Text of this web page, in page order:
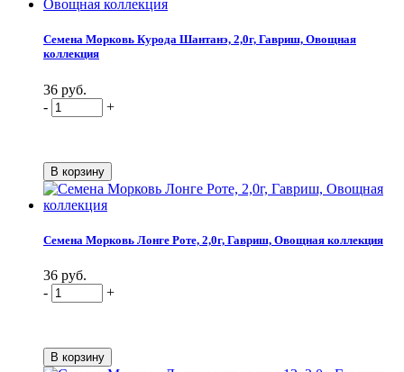
Семена Морковь Курода Шантанэ, 2,0г, Гавриш, Овощная
коллекция
36 руб.
-
+
Семена Морковь Лонге Роте, 2,0г, Гавриш, Овощная коллекция
36 руб.
-
+